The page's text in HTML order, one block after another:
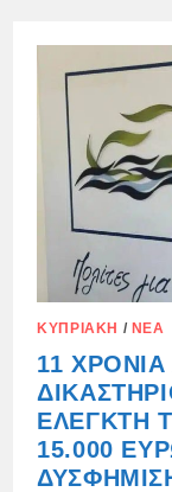
ΚΥΠΡΙΑΚΉ / ΝΈΑ
11
ΕΛΕΓΚΤΉ
15.000